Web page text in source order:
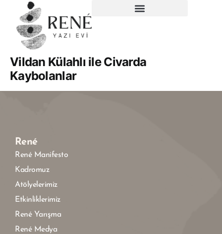
Vildan Külahlı ile Civarda
Kaybolanlar
René
René Manifesto
Kadromuz
Atölyelerimiz
Etkinliklerimiz
René Yarışma
René Medya